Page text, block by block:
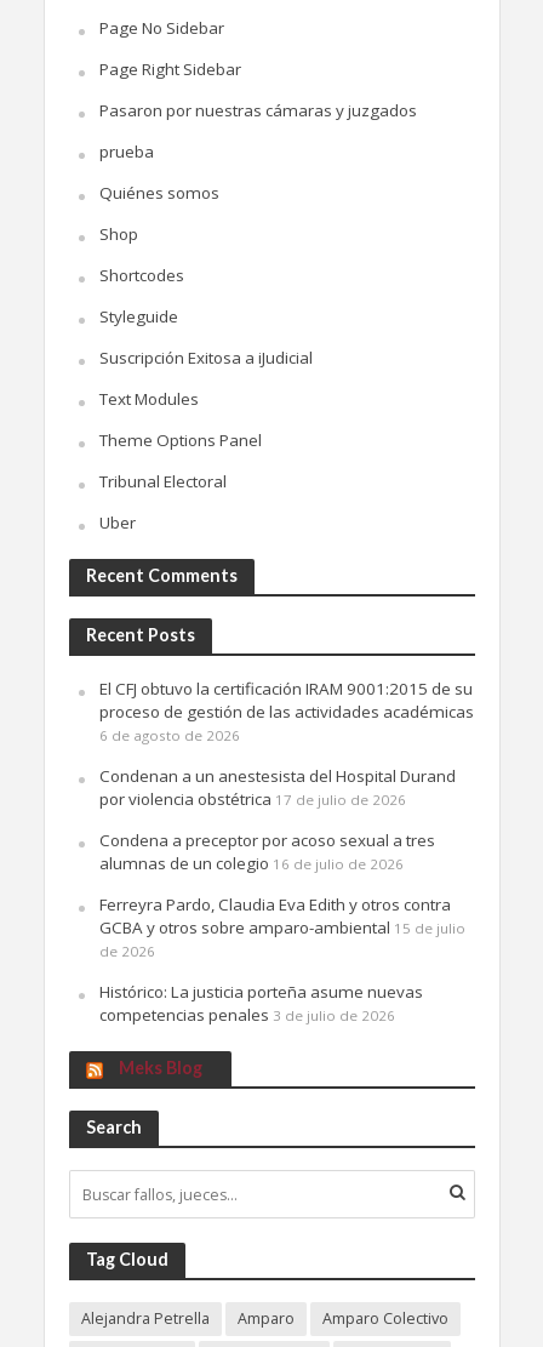
Page No Sidebar
Page Right Sidebar
Pasaron por nuestras cámaras y juzgados
prueba
Quiénes somos
Shop
Shortcodes
Styleguide
Suscripción Exitosa a iJudicial
Text Modules
Theme Options Panel
Tribunal Electoral
Uber
Recent Comments
Recent Posts
El CFJ obtuvo la certificación IRAM 9001:2015 de su
proceso de gestión de las actividades académicas
6 de agosto de 2026
Condenan a un anestesista del Hospital Durand
por violencia obstétrica 17 de julio de 2026
Condena a preceptor por acoso sexual a tres
alumnas de un colegio 16 de julio de 2026
Ferreyra Pardo, Claudia Eva Edith y otros contra
GCBA y otros sobre amparo-ambiental 15 de julio
de 2026
Histórico: La justicia porteña asume nuevas
competencias penales 3 de julio de 2026
Meks Blog
Search
Tag Cloud
Alejandra Petrella Amparo Amparo Colectivo